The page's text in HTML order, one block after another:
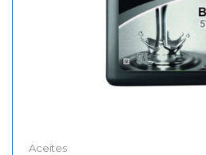
Aceites